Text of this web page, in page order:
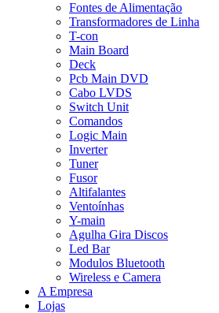
Fontes de Alimentação
Transformadores de Linha
T-con
Main Board
Deck
Pcb Main DVD
Cabo LVDS
Switch Unit
Comandos
Logic Main
Inverter
Tuner
Fusor
Altifalantes
Ventoínhas
Y-main
Agulha Gira Discos
Led Bar
Modulos Bluetooth
Wireless e Camera
A Empresa
Lojas